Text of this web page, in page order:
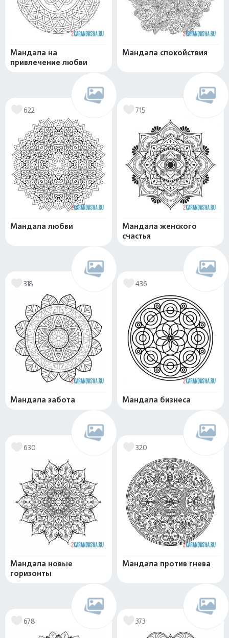
Мандала на
привлечение любви
Мандала спокойствия
622
Мандала любви
715
Мандала женского
счастья
318
Мандала забота
436
Мандала бизнеса
630
Мандала новые
горизонты
320
Мандала против гнева
678 373